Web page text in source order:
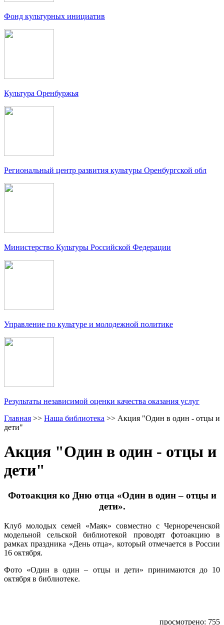
Фонд культурных инициатив
Культура Оренбуржья
Региональный центр развития культуры Оренбургской обл
Министерство Культуры Российской Федерации
Управление по культуре и молодежной политике
Результаты независимой оценки качества оказания услуг
Главная >> Наша библиотека >> Акция "Один в один - отцы и
дети"
Акция "Один в один - отцы и
дети"
Фотоакция ко Дню отца «Один в один – отцы и
дети».
Клуб молодых семей «Маяк» совместно с Чернореченской
модельной сельской библиотекой проводят фотоакцию в
рамках праздника «День отца», который отмечается в России
16 октября.
Фото «Один в один – отцы и дети» принимаются до 10
октября в библиотеке.
просмотрено: 755